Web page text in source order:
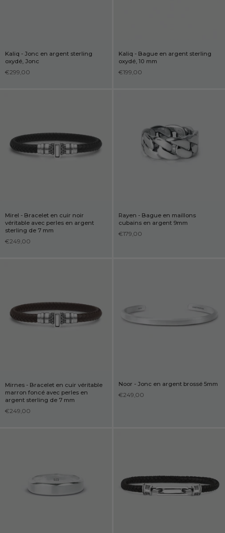
Kaliq - Jonc en argent sterling
oxydé, Jonc
€299,00
Kaliq - Bague en argent sterling
oxydé, 10 mm
€199,00
Mirel - Bracelet en cuir noir
véritable avec perles en argent
sterling de 7 mm
€249,00
Rayen - Bague en maillons
cubains en argent 9mm
€179,00
Mirnes - Bracelet en cuir véritable
marron foncé avec perles en
argent sterling de 7 mm
€249,00
Noor - Jonc en argent brossé 5mm
€249,00